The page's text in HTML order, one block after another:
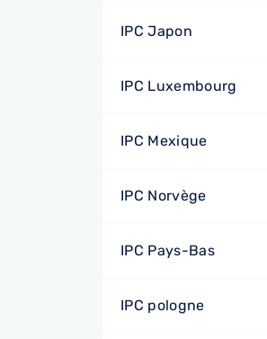
IPC Japon
IPC Luxembourg
IPC Mexique
IPC Norvège
IPC Pays-Bas
IPC pologne